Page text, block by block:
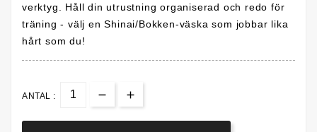
verktyg. Håll din utrustning organiserad och redo för
träning - välj en Shinai/Bokken-väska som jobbar lika
hårt som du!
ANTAL :